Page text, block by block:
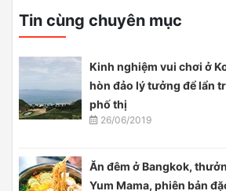
đồ handmade và thưởng
28/03/2019
Cứ tưởng Bangkok hết
Walk Bangkok chính là
27/03/2019